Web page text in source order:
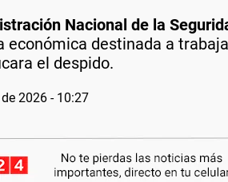
Nacional de la
económica destinada a
el despido.
2026 - 10:27